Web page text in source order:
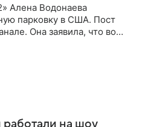
Алена Водонаева
парковку в США. Пост
Она заявила, что во
на шоу